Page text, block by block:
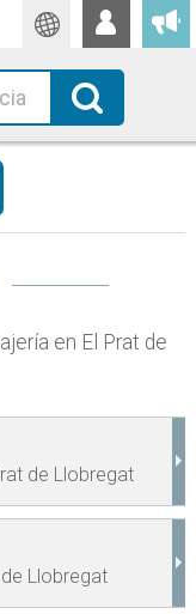
Traductor
Busca!
en El Prat de
de Llobregat
de Llobregat